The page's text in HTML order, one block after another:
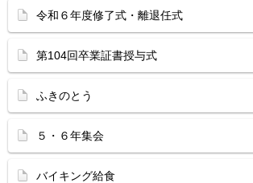
令和６年度修了式・離退任式
第104回卒業証書授与式
ふきのとう
５・６年集会
バイキング給食